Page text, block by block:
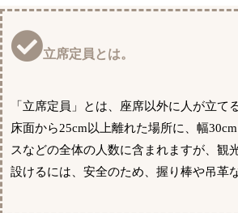
立席定員とは。
「立席定員」とは、座席以外に人が立
床面から25cm以上離れた場所に、幅
スなどの全体の人数に含まれますが、観
設けるには、安全のため、握り棒や吊革